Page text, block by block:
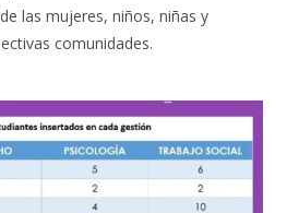
las mujeres, niños, niñas y
comunidades.